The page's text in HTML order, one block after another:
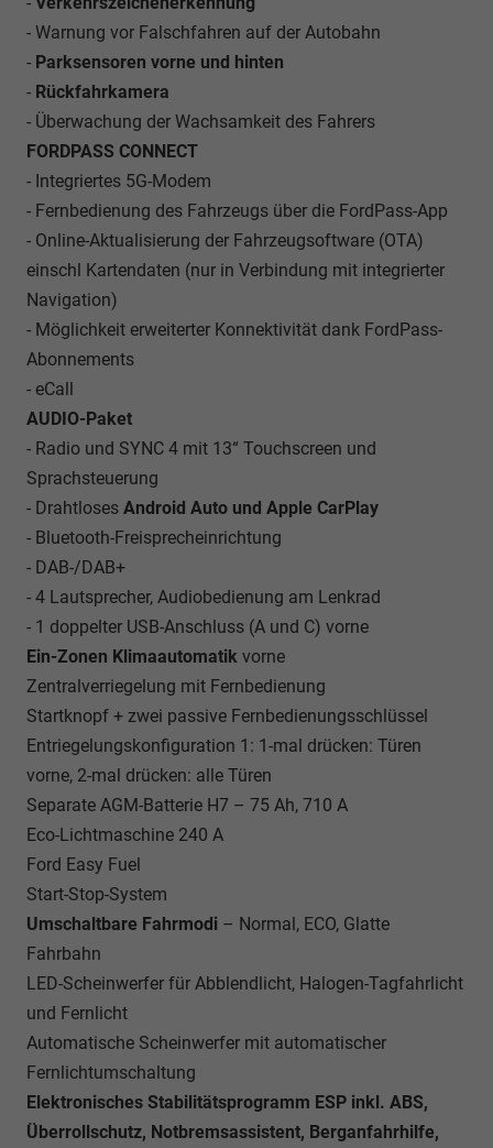
- Warnung vor Falschfahren auf der Autobahn
- Parksensoren vorne und hinten
- Rückfahrkamera
- Überwachung der Wachsamkeit des Fahrers
FORDPASS CONNECT
- Integriertes 5G-Modem
- Fernbedienung des Fahrzeugs über die FordPass-App
- Online-Aktualisierung der Fahrzeugsoftware (OTA)
einschl Kartendaten (nur in Verbindung mit integrierter
Navigation)
- Möglichkeit erweiterter Konnektivität dank FordPass-
Abonnements
- eCall
AUDIO-Paket
- Radio und SYNC 4 mit 13“ Touchscreen und
Sprachsteuerung
- Drahtloses Android Auto und Apple CarPlay
- Bluetooth-Freisprecheinrichtung
- DAB-/DAB+
- 4 Lautsprecher, Audiobedienung am Lenkrad
- 1 doppelter USB-Anschluss (A und C) vorne
Ein-Zonen Klimaautomatik vorne
Zentralverriegelung mit Fernbedienung
Startknopf + zwei passive Fernbedienungsschlüssel
Entriegelungskonfiguration 1: 1-mal drücken: Türen
vorne, 2-mal drücken: alle Türen
Separate AGM-Batterie H7 – 75 Ah, 710 A
Eco-Lichtmaschine 240 A
Ford Easy Fuel
Start-Stop-System
Umschaltbare Fahrmodi – Normal, ECO, Glatte
Fahrbahn
LED-Scheinwerfer für Abblendlicht, Halogen-Tagfahrlicht
und Fernlicht
Automatische Scheinwerfer mit automatischer
Fernlichtumschaltung
Elektronisches Stabilitätsprogramm ESP inkl. ABS,
Überrollschutz, Notbremsassistent, Berganfahrhilfe,